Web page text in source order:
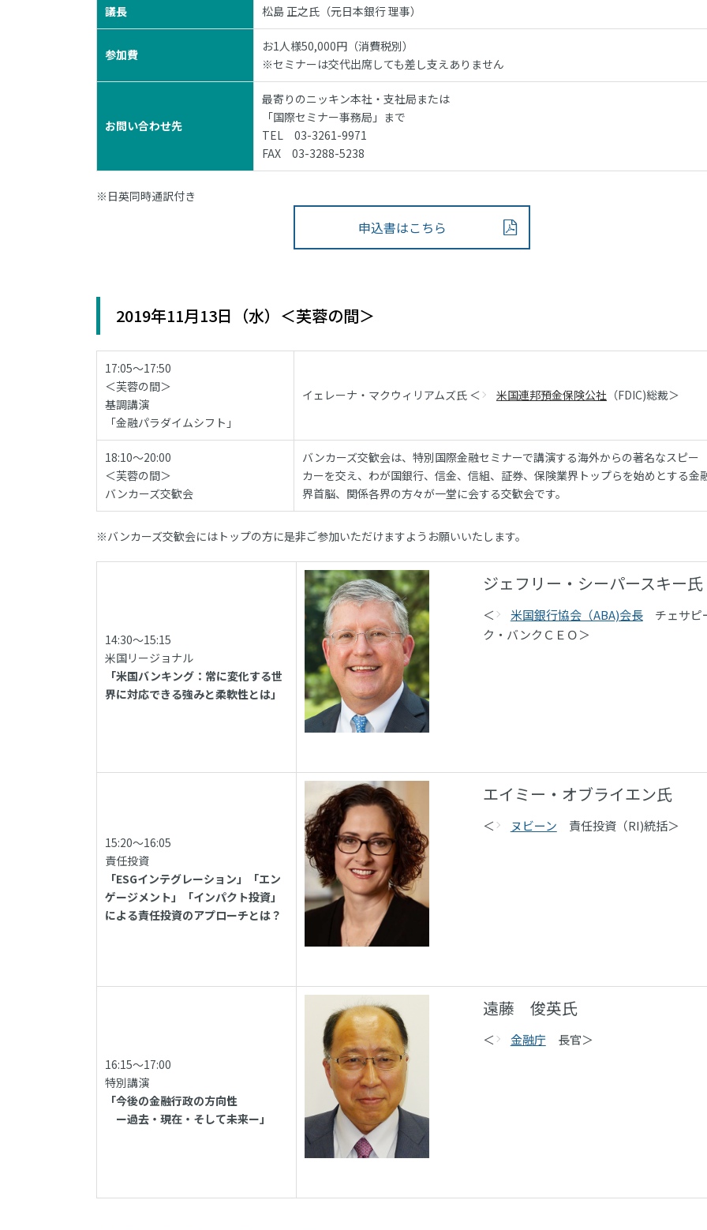
議長 松島 正之氏（元日本銀行 理事）
参加費
お1人様50,000円（消費税別）
※セミナーは交代出席しても差し支えありません
お問い合わせ先
最寄りのニッキン本社・支社局または
「国際セミナー事務局」まで
TEL 03-3261-9971
FAX 03-3288-5238
※日英同時通訳付き
申込書はこちら
2019年11月13日（水）＜芙蓉の間＞
17:05～17:50
＜芙蓉の間＞
基調講演
「金融パラダイムシフト」
イェレーナ・マクウィリアムズ氏 ＜ 米国連邦預金保険公社 （FDIC)総裁＞
18:10～20:00
＜芙蓉の間＞
バンカーズ交歓会
バンカーズ交歓会は、特別国際金融セミナーで講演する海外からの著名なスピー
カーを交え、わが国銀行、信金、信組、証券、保険業界トップらを始めとする金
界首脳、関係各界の方々が一堂に会する交歓会です。
※バンカーズ交歓会にはトップの方に是非ご参加いただけますようお願いいたします。
14:30～15:15
米国リージョナル
「米国バンキング：常に変化する世
界に対応できる強みと柔軟性とは」
ジェフリー・シーパースキー氏
＜ 米国銀行協会（ABA)会長チェサピ
ク・バンクＣＥＯ＞
15:20～16:05
責任投資
「ESGインテグレーション」「エン
ゲージメント」「インパクト投資」
による責任投資のアプローチとは？
エイミー・オブライエン氏
＜ ヌビーン 責任投資（RI)統括＞
16:15～17:00
特別講演
「今後の金融行政の方向性
ー過去・現在・そして未来ー」
遠藤 俊英氏
＜ 金融庁長官＞